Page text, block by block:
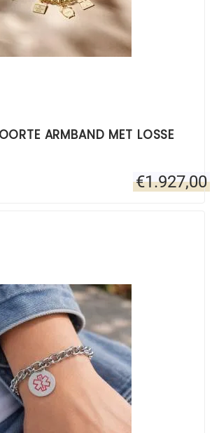
ARMBAND MET LOSSE
€1.927,00